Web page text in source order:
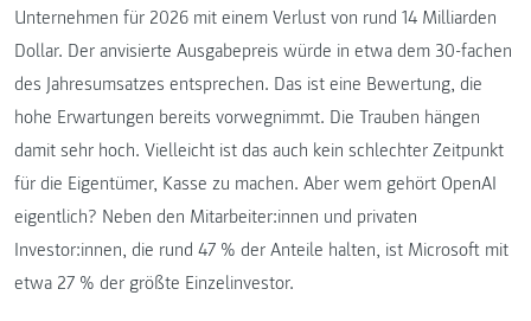
Unternehmen für 2026 mit einem Verlust von rund 14 Milliarden
Dollar. Der anvisierte Ausgabepreis würde in etwa dem 30-fachen
des Jahresumsatzes entsprechen. Das ist eine Bewertung, die
hohe Erwartungen bereits vorwegnimmt. Die Trauben hängen
damit sehr hoch. Vielleicht ist das auch kein schlechter Zeitpunkt
für die Eigentümer, Kasse zu machen. Aber wem gehört OpenAI
eigentlich? Neben den Mitarbeiter:innen und privaten
Investor:innen, die rund 47 % der Anteile halten, ist Microsoft mit
etwa 27 % der größte Einzelinvestor.